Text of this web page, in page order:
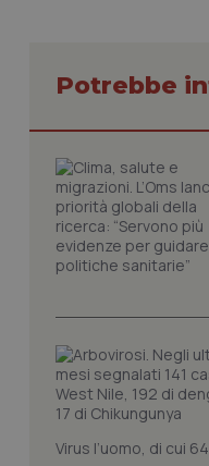
Potrebbe
Virus l’uomo, di cui